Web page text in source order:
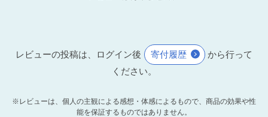
レビューの投稿は、ログイン後 寄付履歴
から行って
ください。
※レビューは、個人の主観による感想・体感によるもので、商品の効果や性
能を保証するものではありません。